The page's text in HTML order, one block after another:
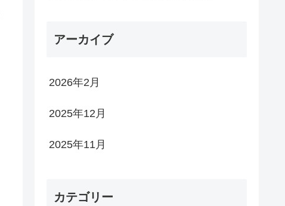
アーカイブ
2026年2月
2025年12月
2025年11月
カテゴリー